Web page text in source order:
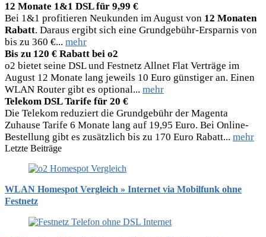
12 Monate 1&1 DSL für 9,99 €
Bei 1&1 profitieren Neukunden im August von 12 Monaten
Rabatt. Daraus ergibt sich eine Grundgebühr-Ersparnis von
bis zu 360 €... mehr
Bis zu 120 € Rabatt bei o2
o2 bietet seine DSL und Festnetz Allnet Flat Verträge im
August 12 Monate lang jeweils 10 Euro günstiger an. Einen
WLAN Router gibt es optional... mehr
Telekom DSL Tarife für 20 €
Die Telekom reduziert die Grundgebühr der Magenta
Zuhause Tarife 6 Monate lang auf 19,95 Euro. Bei Online-
Bestellung gibt es zusätzlich bis zu 170 Euro Rabatt... mehr
Letzte Beiträge
WLAN Homespot Vergleich » Internet via Mobilfunk ohne
Festnetz